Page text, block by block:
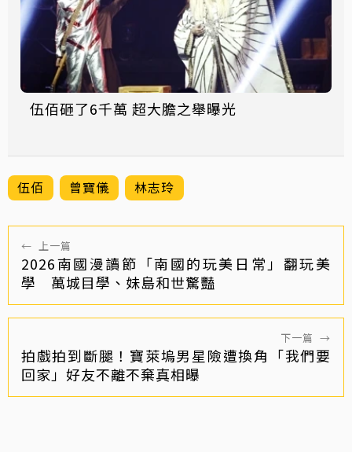
伍佰砸了6千萬 超大膽之舉曝光
伍佰 曾寶儀 林志玲
← 上一篇
2026南國漫讀節「南國的玩美日常」翻玩美
學 萬城目學、妹島和世驚豔
下一篇 →
拍戲拍到斷腿！寶萊塢男星險遭換角「我們要
回家」好友不離不棄真相曝